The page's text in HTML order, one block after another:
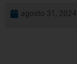
agosto 31, 2024